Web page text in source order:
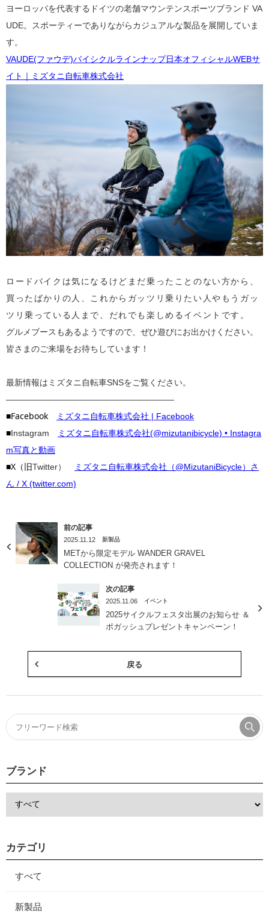
ヨーロッパを代表するドイツの老舗マウンテンスポーツブランド VA
UDE。スポーティーでありながらカジュアルな製品を展開していま
す。
VAUDE(ファウデ)バイシクルラインナップ日本オフィシャルWEBサ
イト｜ミズタニ自転車株式会社
ロードバイクは気になるけどまだ乗ったことのない方から、
買ったばかりの人、これからガッツリ乗りたい人やもうガッ
ツリ乗っている人まで、だれでも楽しめるイベントです。
グルメブースもあるようですので、ぜひ遊びにお出かけください。
皆さまのご来場をお待ちしています！
最新情報はミズタニ自転車SNSをご覧ください。
————————————————————
■Facebook ミズタニ自転車株式会社 | Facebook
■Instagram
ミズタニ自転車株式会社(@mizutanibicycle) • Instagra
m写真と動画
■X（旧Twitter）
ミズタニ自転車株式会社（@MizutaniBicycle）さ
ん / X (twitter.com)
前の記事
2025.11.12 新製品
METから限定モデル WANDER GRAVEL
COLLECTION が発売されます！
次の記事
2025.11.06 イベント
2025サイクルフェスタ出展のお知らせ ＆
ポガッシュプレゼントキャンペーン！
戻る
ブランド
カテゴリ
すべて
新製品